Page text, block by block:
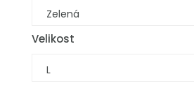
Zelená
Velikost
L